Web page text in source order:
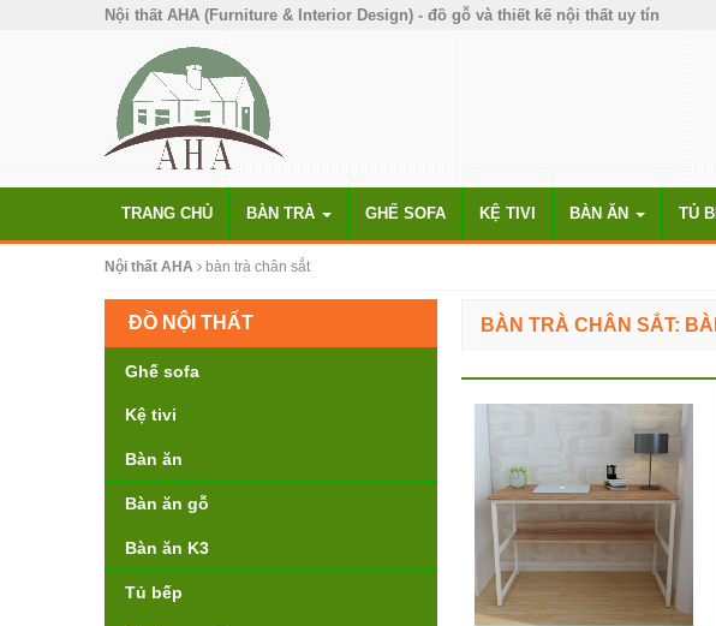
Nội thất AHA (Furniture & Interior Design) - đồ gỗ và thiết kế nội thất uy tín
TRANG CHỦ BÀN TRÀ GHẾ SOFA KỆ TIVI BÀN ĂN TỦ
Nội thất AHA bàn trà chân sắt
BÀN TRÀ CHÂN SẮT:
ĐỒ NỘI THẤT
Ghế sofa
Kệ tivi
Bàn ăn
Bàn ăn gỗ
Bàn ăn K3
Tủ bếp